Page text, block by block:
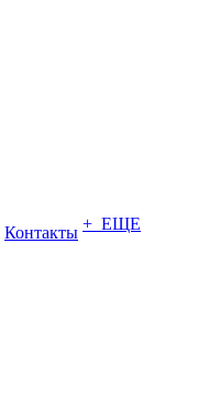
Контакты + ЕЩЕ